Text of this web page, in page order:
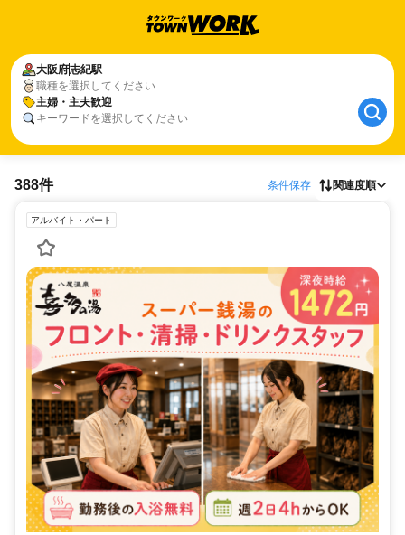
大阪府志紀駅
職種を選択してください
主婦・主夫歓迎
キーワードを選択してください
388件 条件保存 関連度順
アルバイト・パート